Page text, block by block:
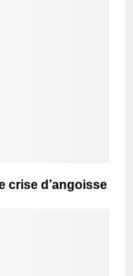
crise d’angoisse